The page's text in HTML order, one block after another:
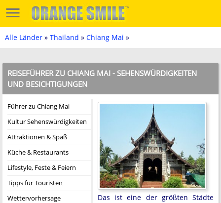
Alle Länder » Thailand » Chiang Mai »
REISEFÜHRER ZU CHIANG MAI - SEHENSWÜRDIGKEITEN
UND BESICHTIGUNGEN
Führer zu Chiang Mai
Kultur Sehenswürdigkeiten
Attraktionen & Spaß
Küche & Restaurants
Lifestyle, Feste & Feiern
Tipps für Touristen
Wettervorhersage
Das ist eine der größten Städte